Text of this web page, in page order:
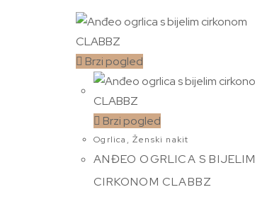
Brzi pogled
Brzi pogled
Ogrlica ,Ženski nakit
ANĐEO OGRLICA S BIJELIM
CIRKONOM CLABBZ